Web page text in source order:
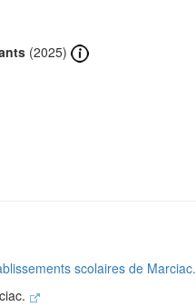
(2025)
scolaires de Marciac.